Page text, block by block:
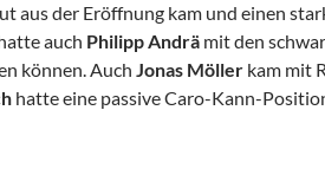
aus der Eröffnung kam und einen
auch Philipp Andrä mit den
können. Auch Jonas Möller kam mit
hatte eine passive Caro-Kann-